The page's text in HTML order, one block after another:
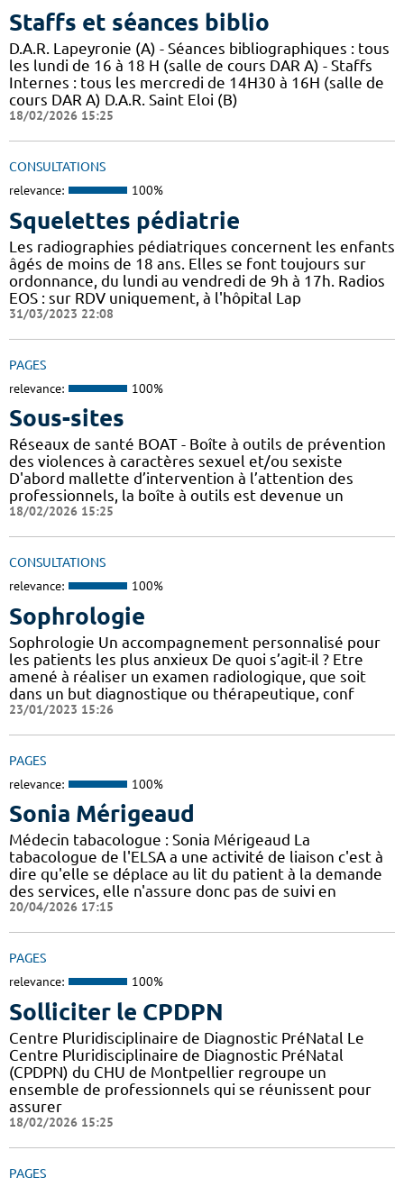
Staffs et séances biblio
D.A.R. Lapeyronie (A) - Séances bibliographiques : tous
les lundi de 16 à 18 H (salle de cours DAR A) - Staffs
Internes : tous les mercredi de 14H30 à 16H (salle de
cours DAR A) D.A.R. Saint Eloi (B)
18/02/2026 15:25
CONSULTATIONS
relevance: 100%
Squelettes pédiatrie
Les radiographies pédiatriques concernent les enfants
âgés de moins de 18 ans. Elles se font toujours sur
ordonnance, du lundi au vendredi de 9h à 17h. Radios
EOS : sur RDV uniquement, à l'hôpital Lap
31/03/2023 22:08
PAGES
relevance: 100%
Sous-sites
Réseaux de santé BOAT - Boîte à outils de prévention
des violences à caractères sexuel et/ou sexiste
D'abord mallette d’intervention à l’attention des
professionnels, la boîte à outils est devenue un
18/02/2026 15:25
CONSULTATIONS
relevance: 100%
Sophrologie
Sophrologie Un accompagnement personnalisé pour
les patients les plus anxieux De quoi s’agit-il ? Etre
amené à réaliser un examen radiologique, que soit
dans un but diagnostique ou thérapeutique, conf
23/01/2023 15:26
PAGES
relevance: 100%
Sonia Mérigeaud
Médecin tabacologue : Sonia Mérigeaud La
tabacologue de l'ELSA a une activité de liaison c'est à
dire qu'elle se déplace au lit du patient à la demande
des services, elle n'assure donc pas de suivi en
20/04/2026 17:15
PAGES
relevance: 100%
Solliciter le CPDPN
Centre Pluridisciplinaire de Diagnostic PréNatal Le
Centre Pluridisciplinaire de Diagnostic PréNatal
(CPDPN) du CHU de Montpellier regroupe un
ensemble de professionnels qui se réunissent pour
assurer
18/02/2026 15:25
PAGES